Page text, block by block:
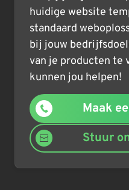
huidige website
standaard
bij jouw
van je producten te
kunnen jou helpen!
Maak
Stuur